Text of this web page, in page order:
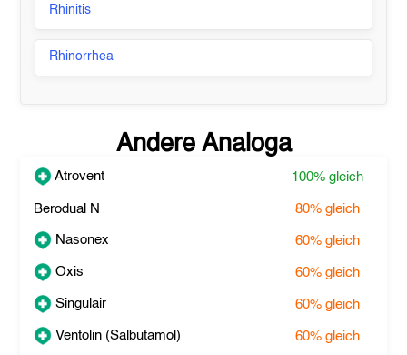
Rhinitis
Rhinorrhea
Andere Analoga
Atrovent 100% gleich
Berodual N 80% gleich
Nasonex 60% gleich
Oxis 60% gleich
Singulair 60% gleich
Ventolin (Salbutamol) 60% gleich